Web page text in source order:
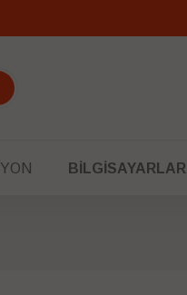
BILGISAYARLAR